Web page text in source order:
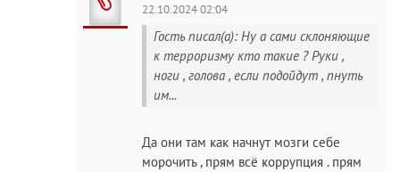
22.10.2024 02:04
Гость писал(а): Ну а сами склоняющие
к терроризму кто такие ? Руки ,
ноги , голова , если подойдут , пнуть
им...
Да они там как начнут мозги себе
морочить , прям всё коррупция . прям